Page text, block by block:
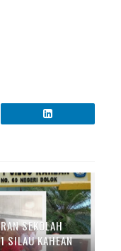
SEKOLAH
SILAU KAHEAN